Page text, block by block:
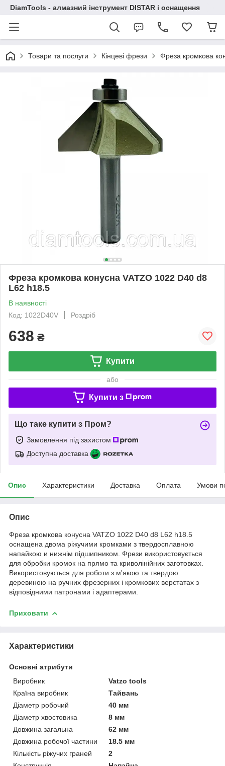
DiamTools - алмазний інструмент DISTAR і оснащення
Товари та послуги Кінцеві фрези Фреза кромкова
Фреза кромкова конусна VATZO 1022 D40 d8
L62 h18.5
В наявності
Код: 1022D40V
Роздріб
638 ₴
Купити
або
Купити з
Що таке купити з Пром?
Замовлення під захистом
Доступна доставка
Опис Характеристики Доставка Оплата Умови
Опис
Фреза кромкова конусна VATZO 1022 D40 d8 L62 h18.5
оснащена двома ріжучими кромками з твердосплавною
напайкою и нижнім підшипником. Фрези використовується
для обробки кромок на прямо та криволінійних заготовках.
Використовуються для роботи з м'якою та твердою
деревиною на ручних фрезерних і кромкових верстатах з
відповідними патронами і адаптерами.
Приховати
Характеристики
Основні атрибути
Виробник
Vatzo tools
Країна виробник
Тайвань
Діаметр робочий
40 мм
Діаметр хвостовика
8 мм
Довжина загальна
62 мм
Довжина робочої частини
18.5 мм
Кількість ріжучих граней
2